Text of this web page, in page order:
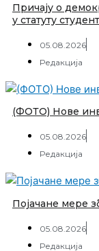
Причају о
у статуту
05.08.2026
Редакција
(ФОТО) Нове
05.08.2026
Редакција
Појачане мере
05.08.2026
Редакција